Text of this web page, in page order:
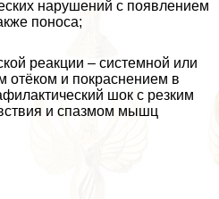
нарушений с появлением
поноса;
реакции – системной или
отёком и покраснением в
шок с резким
и спазмом мышц